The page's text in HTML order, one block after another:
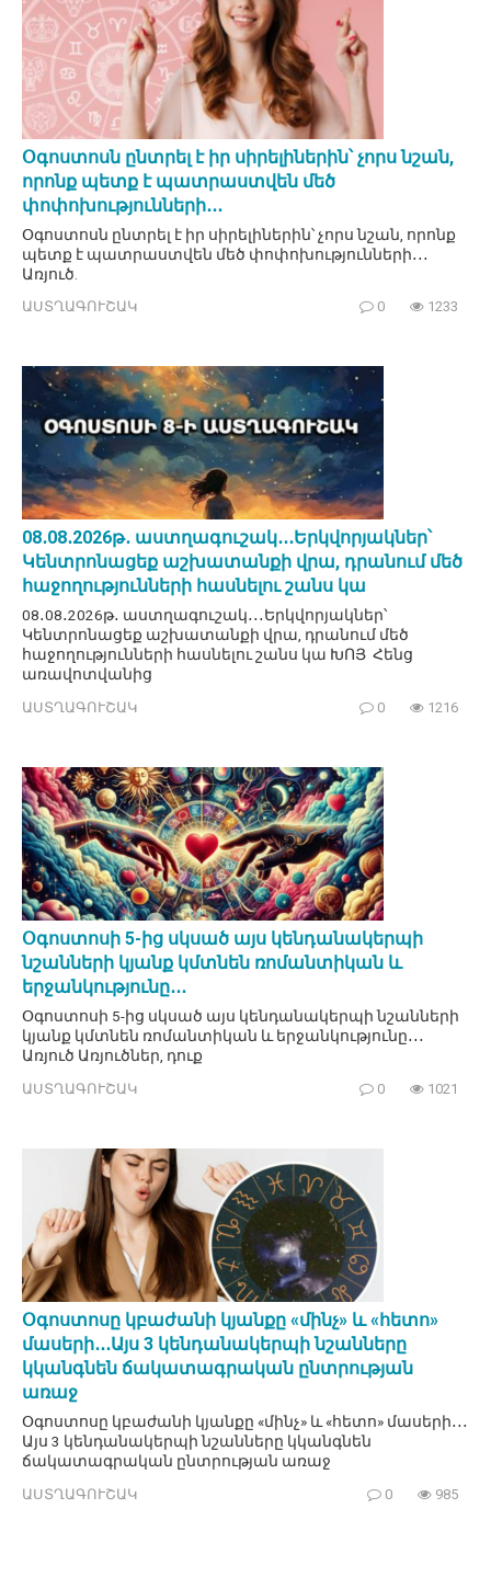
Օգոստոսն ընտրել է իր սիրելիներին՝ չորս նշան,
որոնք պետք է պատրաստվեն մեծ
փոփոխությունների․․․
Օգոստոսն ընտրել է իր սիրելիներին՝ չորս նշան, որոնք
պետք է պատրաստվեն մեծ փոփոխությունների․․․
Առյուծ.
ԱՍՏՂԱԳՈՒՇԱԿ 0 1233
08․08․2026թ․ աստղագուշակ․․․Երկվորյակներ՝
Կենտրոնացեք աշխատանքի վրա, դրանում մեծ
հաջողությունների հասնելու շանս կա
08․08․2026թ․ աստղագուշակ․․․Երկվորյակներ՝
Կենտրոնացեք աշխատանքի վրա, դրանում մեծ
հաջողությունների հասնելու շանս կա ԽՈՅ Հենց
առավոտվանից
ԱՍՏՂԱԳՈՒՇԱԿ 0 1216
Օգոստոսի 5-ից սկսած այս կենդանակերպի
նշանների կյանք կմտնեն ռոմանտիկան և
երջանկությունը․․․
Օգոստոսի 5-ից սկսած այս կենդանակերպի նշանների
կյանք կմտնեն ռոմանտիկան և երջանկությունը․․․
Առյուծ Առյուծներ, դուք
ԱՍՏՂԱԳՈՒՇԱԿ 0 1021
Օգոստոսը կբաժանի կյանքը «մինչ» և «հետո»
մասերի․․․Այս 3 կենդանակերպի նշանները
կկանգնեն ճակատագրական ընտրության
առաջ
Օգոստոսը կբաժանի կյանքը «մինչ» և «հետո» մասերի․․․
Այս 3 կենդանակերպի նշանները կկանգնեն
ճակատագրական ընտրության առաջ
ԱՍՏՂԱԳՈՒՇԱԿ 0 985